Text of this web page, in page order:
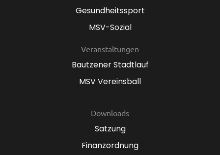
Gesundheitssport
MSV-Sozial
Veranstaltungen
Bautzener Stadtlauf
MSV Vereinsball
Downloads
Satzung
Finanzordnung